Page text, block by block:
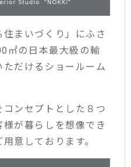
住まいづくり」にふさ
㎡の日本最大級の輸
だけるショールーム
ンセプトとした８つ
が暮らしを想像でき
意しております。